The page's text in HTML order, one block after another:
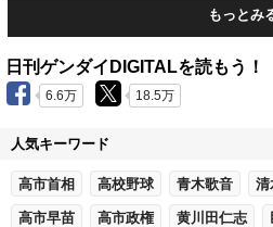
もっとみ
日刊ゲンダイDIGITALを読もう！
6.6万 18.5万
人気キーワード
高市首相 高校野球 青木歌音 清
高市早苗 高市政権 黄川田仁志